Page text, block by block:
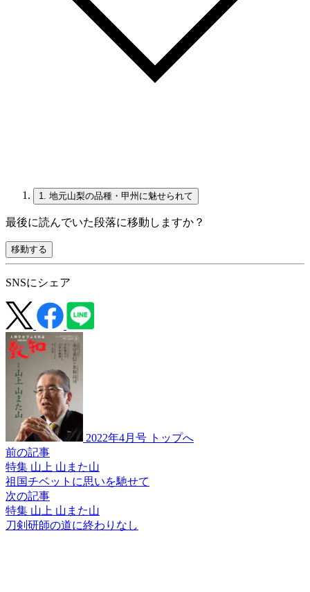
1. 地元山梨の品種・甲州に魅せられて
最後に読んでいた段落に移動しますか？
移動する
SNSにシェア
2022年4月号 トップへ
前の記事
特集 山上 山また山
祖国チベットに思いを馳せて
次の記事
特集 山上 山また山
刀剣研師の道に終わりなし